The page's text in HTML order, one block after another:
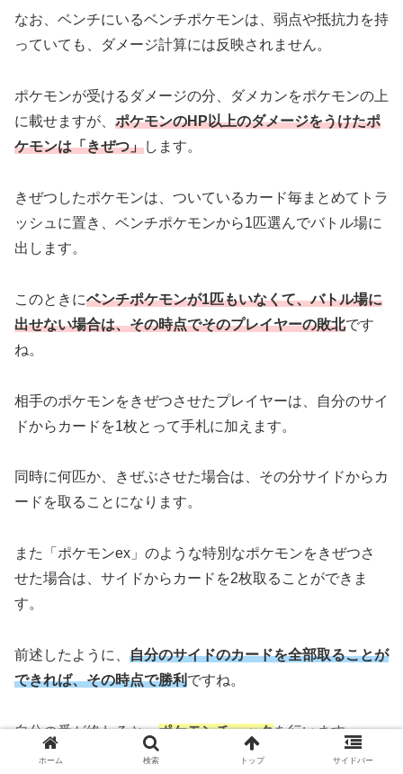
なお、ベンチにいるベンチポケモンは、弱点や抵抗力を持
っていても、ダメージ計算には反映されません。
ポケモンが受けるダメージの分、ダメカンをポケモンの上
に載せますが、 ポケモンのHP以上のダメージをうけたポ
ケモンは「きぜつ」します。
きぜつしたポケモンは、ついているカード毎まとめてトラ
ッシュに置き、ベンチポケモンから1匹選んでバトル場に
出します。
このときにベンチポケモンが1匹もいなくて、バトル場に
出せない場合は、その時点でそのプレイヤーの敗北です
ね。
相手のポケモンをきぜつさせたプレイヤーは、自分のサイ
ドからカードを1枚とって手札に加えます。
同時に何匹か、きぜぶさせた場合は、その分サイドからカ
ードを取ることになります。
また「ポケモンex」のような特別なポケモンをきぜつさ
せた場合は、サイドからカードを2枚取ることができま
す。
前述したように、 自分のサイドのカードを全部取ることが
できれば、その時点で勝利ですね。
自分の番が終わると、ポケモンチェックを行います。
ホーム 検索 トップ サイドバー